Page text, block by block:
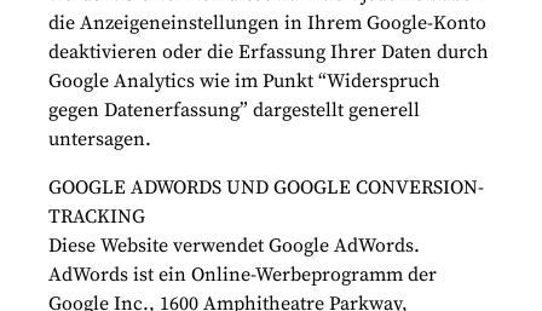
die Anzeigeneinstellungen in Ihrem Google-Konto
deaktivieren oder die Erfassung Ihrer Daten durch
Google Analytics wie im Punkt “Widerspruch
gegen Datenerfassung” dargestellt generell
untersagen.
GOOGLE ADWORDS UND GOOGLE CONVERSION-
TRACKING
Diese Website verwendet Google AdWords.
AdWords ist ein Online-Werbeprogramm der
Google Inc., 1600 Amphitheatre Parkway,